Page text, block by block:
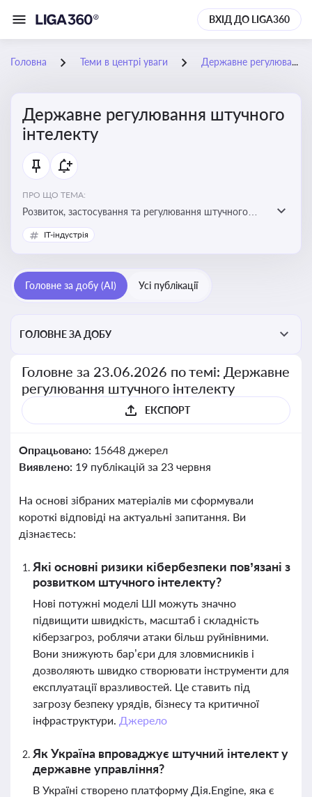
ВХІД ДО LIGA360
Головна Теми в центрі уваги Державне регулювання штучного інтелекту
Державне регулювання штучного
інтелекту
ПРО ЩО ТЕМА:
Розвиток, застосування та регулювання штучного
інтелекту в різних сферах — від управління бізнесом
до державного сектора
IT-індустрія
Головне за добу (AI) Усі публікації
ГОЛОВНЕ ЗА ДОБУ
Головне за 23.06.2026 по темі: Державне
регулювання штучного інтелекту
ЕКСПОРТ
Опрацьовано: 15648 джерел
Виявлено: 19 публікацій за 23 червня
На основі зібраних матеріалів ми сформували
короткі відповіді на актуальні запитання. Ви
дізнаєтесь:
Які основні ризики кібербезпеки пов’язані з
розвитком штучного інтелекту?
Нові потужні моделі ШІ можуть значно
підвищити швидкість, масштаб і складність
кіберзагроз, роблячи атаки більш руйнівними.
Вони знижують бар’єри для зловмисників і
дозволяють швидко створювати інструменти для
експлуатації вразливостей. Це ставить під
загрозу безпеку урядів, бізнесу та критичної
інфраструктури. Джерело
Як Україна впроваджує штучний інтелект у
державне управління?
В Україні створено платформу Дія.Engine, яка є